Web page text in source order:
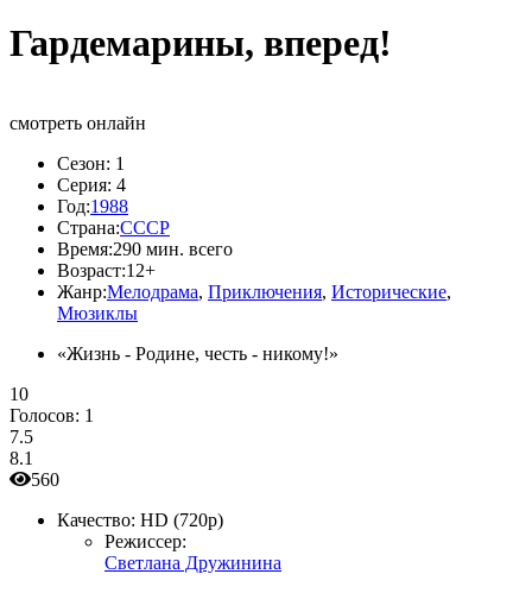
Гардемарины, вперед!
смотреть онлайн
Сезон: 1
Серия: 4
Год:1988
Страна:СССР
Время:290 мин. всего
Возраст:12+
Жанр:Мелодрама, Приключения, Исторические,
Мюзиклы
«Жизнь - Родине, честь - никому!»
10
Голосов: 1
7.5
8.1
560
Качество: HD (720p)
Режиссер:
Светлана Дружинина